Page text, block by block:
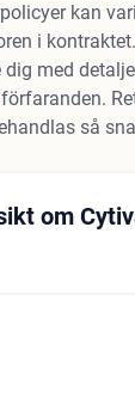
kan
i
dig med
så
om